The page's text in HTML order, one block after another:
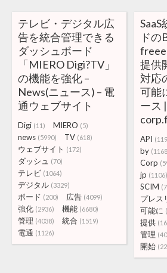
テレビ・デジタル広
告を統合管理できる
ダッシュボード
「MIERO Digi?TV」
の機能を強化 –
News(ニュース) – 電
通ウェブサイト
Digi (11) MIERO (5)
news (5990) TV (618)
ウェブサイト (172)
ダッシュ (70)
テレビ (1064)
デジタル (3329)
ボード (200) 広告 (4099)
強化 (2936) 機能 (6680)
管理 (4038) 統合 (1519)
電通 (1126)
ドの
freee
提供
対応
可能
ース |
API
by
Corp
jp (1106)
SCIM
プレス
可能に
提供
管理
開始